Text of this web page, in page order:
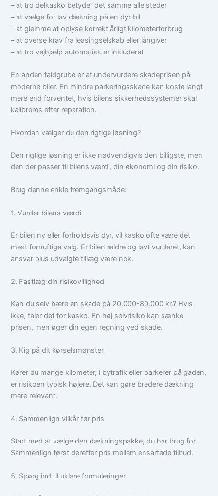
– at tro delkasko betyder det samme alle steder
– at vælge for lav dækning på en dyr bil
– at glemme at oplyse korrekt årligt kilometerforbrug
– at overse krav fra leasingselskab eller långiver
– at tro vejhjælp automatisk er inkluderet
En anden faldgrube er at undervurdere skadeprisen på
moderne biler. En mindre parkeringsskade kan koste langt
mere end forventet, hvis bilens sikkerhedssystemer skal
kalibreres efter reparation.
Hvordan vælger du den rigtige løsning?
Den rigtige løsning er ikke nødvendigvis den billigste, men
den der passer til bilens værdi, din økonomi og din risiko.
Brug denne enkle fremgangsmåde:
1. Vurder bilens værdi
Er bilen ny eller forholdsvis dyr, vil kasko ofte være det
mest fornuftige valg. Er bilen ældre og lavt vurderet, kan
ansvar plus udvalgte tillæg være nok.
2. Fastlæg din risikovillighed
Kan du selv bære en skade på 20.000-80.000 kr.? Hvis
ikke, taler det for kasko. En høj selvrisiko kan sænke
prisen, men øger din egen regning ved skade.
3. Kig på dit kørselsmønster
Kører du mange kilometer, i bytrafik eller parkerer på gaden,
er risikoen typisk højere. Det kan gøre bredere dækning
mere relevant.
4. Sammenlign vilkår før pris
Start med at vælge den dækningspakke, du har brug for.
Sammenlign først derefter pris mellem ensartede tilbud.
5. Spørg ind til uklare formuleringer